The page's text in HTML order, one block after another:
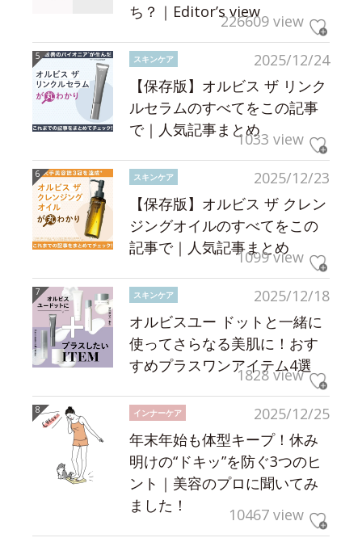
ち？｜Editor’s view226609 view
2025/12/24
スキンケア
【保存版】オルビス ザ リンク
ルセラムのすべてをこの記事
で｜人気記事まとめ1033 view
2025/12/23
スキンケア
【保存版】オルビス ザ クレン
ジングオイルのすべてをこの
記事で｜人気記事まとめ
1099 view
2025/12/18
スキンケア
オルビスユー ドットと一緒に
使ってさらなる美肌に！おす
すめプラスワンアイテム4選
1828 view
2025/12/25
インナーケア
年末年始も体型キープ！休み
明けの“ドキッ”を防ぐ3つのヒ
ント｜美容のプロに聞いてみ
ました！
10467 view